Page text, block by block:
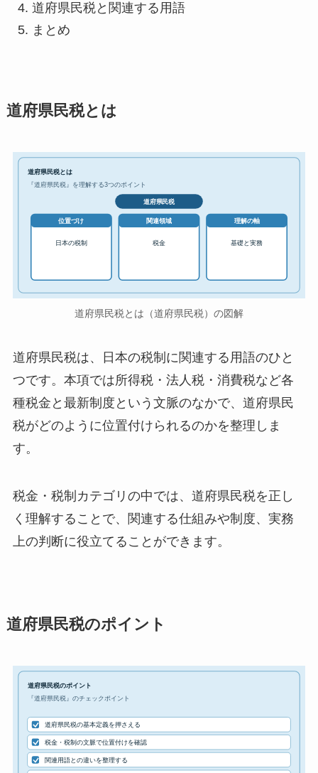
道府県民税と関連する用語
まとめ
道府県民税とは
道府県民税とは
『道府県民税』を理解する3つのポイント
道府県民税
位置づけ
日本の税制
関連領域
税金
理解の軸
基礎と実務
道府県民税とは（道府県民税）の図解
道府県民税は、日本の税制に関連する用語のひと
つです。本項では所得税・法人税・消費税など各
種税金と最新制度という文脈のなかで、道府県民
税がどのように位置付けられるのかを整理しま
す。
税金・税制カテゴリの中では、道府県民税を正し
く理解することで、関連する仕組みや制度、実務
上の判断に役立てることができます。
道府県民税のポイント
道府県民税のポイント
『道府県民税』のチェックポイント
道府県民税の基本定義を押さえる
税金・税制の文脈で位置付けを確認
関連用語との違いを整理する